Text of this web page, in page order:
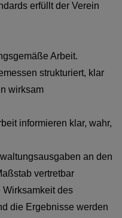
erfüllt der Verein
Arbeit.
strukturiert, klar
wirksam
informieren klar, wahr,
an den
vertretbar
Wirksamkeit des
die Ergebnisse werden